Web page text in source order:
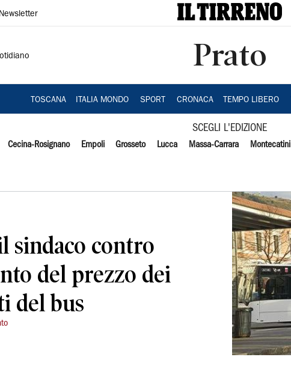
Prato
TOSCANA ITALIA MONDO SPORT CRONACA TEMPO LIBERO
SCEGLI L'EDIZIONE
Cecina-Rosignano Empoli Grosseto Lucca Massa-Carrara Montecatini
sindaco contro
del prezzo dei
del bus